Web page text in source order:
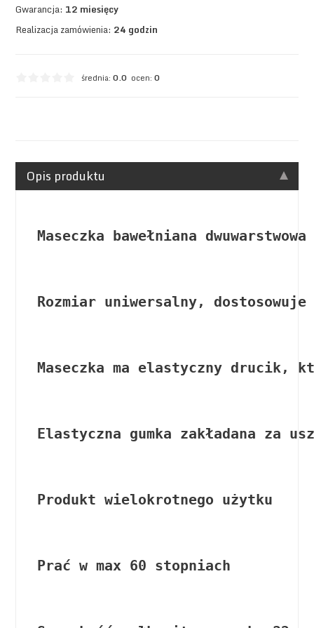
Gwarancja: 12 miesięcy
Realizacja zamówienia: 24 godzin
średnia:0.0 ocen:0
Opis produktu
Maseczka bawełniana
Rozmiar uniwersalny,
Maseczka ma elastyczny
Elastyczna gumka zakładana za
Produkt wielokrotnego użytku
Prać w max 60 stopniach